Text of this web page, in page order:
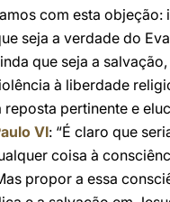
com esta objeção:
seja a verdade do
que seja a
à liberdade
reposta pertinente e
VI: “É claro que
coisa à
propor a essa